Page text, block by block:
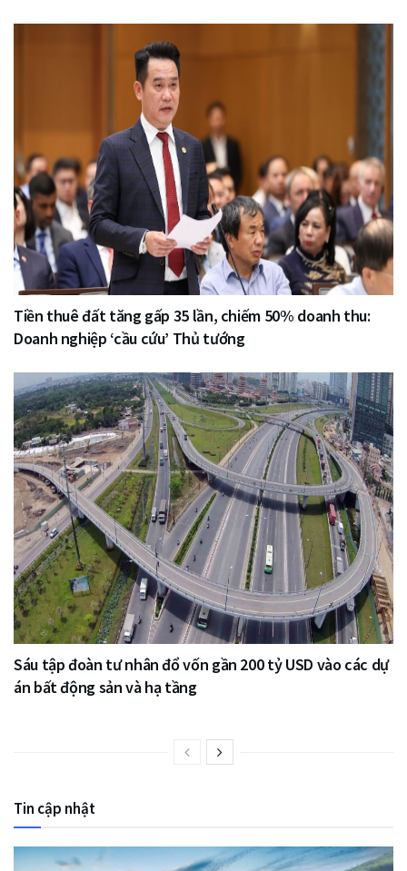
Tiền thuê đất tăng gấp 35 lần, chiếm 50% doanh thu:
Doanh nghiệp ‘cầu cứu’ Thủ tướng
Sáu tập đoàn tư nhân đổ vốn gần 200 tỷ USD vào các dự
án bất động sản và hạ tầng
Tin cập nhật